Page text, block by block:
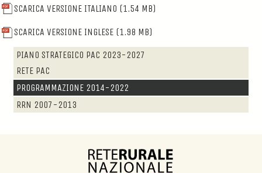
SCARICA VERSIONE ITALIANO (1.54 MB)
SCARICA VERSIONE INGLESE (1.98 MB)
PIANO STRATEGICO PAC 2023-2027
RETE PAC
PROGRAMMAZIONE 2014-2022
RRN 2007-2013